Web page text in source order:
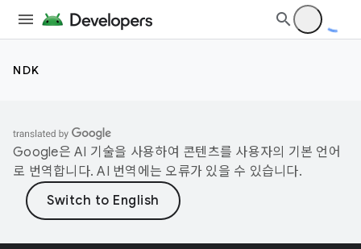
NDK
Google은 AI 기술을 사용하여 콘텐츠를 사용자의 기본 언어
로 번역합니다. AI 번역에는 오류가 있을 수 있습니다.